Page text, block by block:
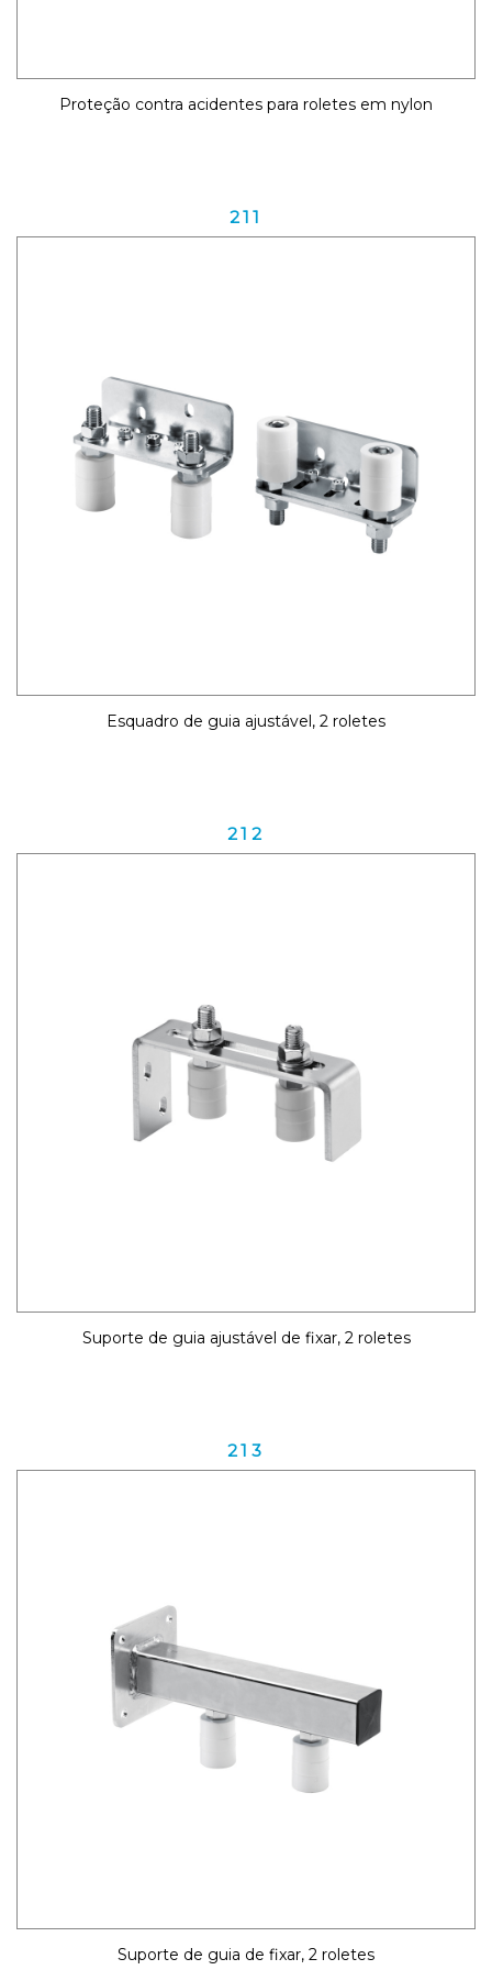
Proteção contra acidentes para roletes em nylon
211
Esquadro de guia ajustável, 2 roletes
212
Suporte de guia ajustável de fixar, 2 roletes
213
Suporte de guia de fixar, 2 roletes